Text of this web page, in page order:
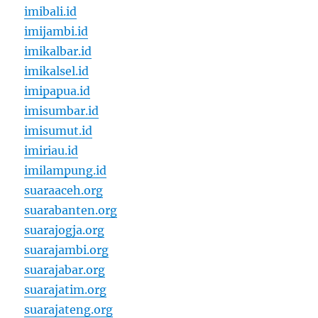
imibali.id
imijambi.id
imikalbar.id
imikalsel.id
imipapua.id
imisumbar.id
imisumut.id
imiriau.id
imilampung.id
suaraaceh.org
suarabanten.org
suarajogja.org
suarajambi.org
suarajabar.org
suarajatim.org
suarajateng.org